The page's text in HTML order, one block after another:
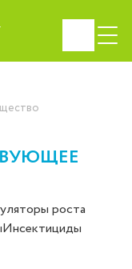
роста
Инсектициды